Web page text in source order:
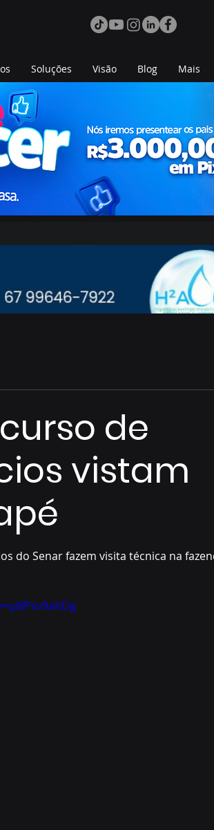
Soluções Visão Blog Mais
de
vistam
do Senar fazem visita técnica na